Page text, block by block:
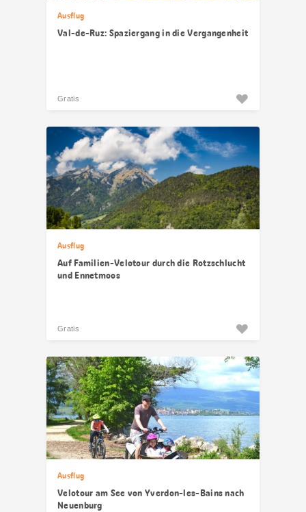
Ausflug
Val-de-Ruz: Spaziergang in die Vergangenheit
Gratis
Ausflug
Auf Familien-Velotour durch die Rotzschlucht
und Ennetmoos
Gratis
Ausflug
Velotour am See von Yverdon-les-Bains nach
Neuenburg